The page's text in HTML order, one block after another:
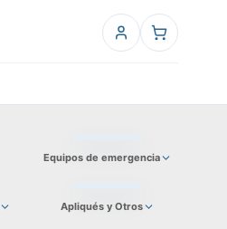
Equipos de emergencia
Apliqués y Otros